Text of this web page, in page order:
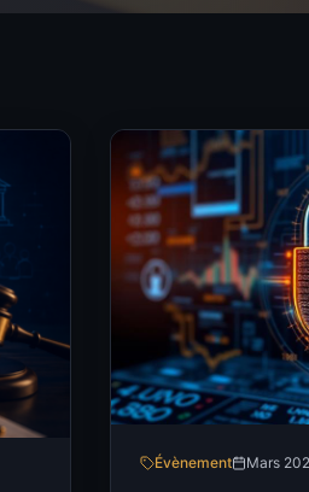
Évènement Mars